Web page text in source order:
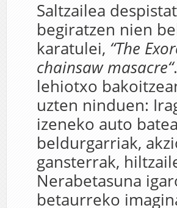
Saltzailea
begiratzen nien
karatulei, “The
chainsaw masacre“
lehiotxo
uzten ninduen:
izeneko auto
beldurgarriak,
gansterrak,
Nerabetasuna
betaurreko